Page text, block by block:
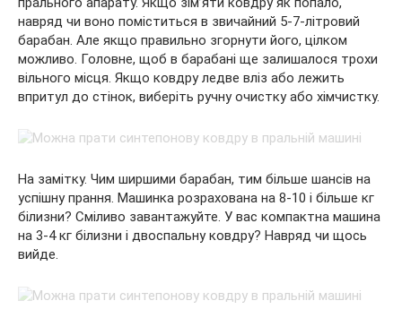
навряд чи воно поміститься в звичайний 5-7-літровий
барабан. Але якщо правильно згорнути його, цілком
можливо. Головне, щоб в барабані ще залишалося трохи
вільного місця. Якщо ковдру ледве вліз або лежить
впритул до стінок, виберіть ручну очистку або хімчистку.
На замітку. Чим ширшими барабан, тим більше шансів на
успішну прання. Машинка розрахована на 8-10 і більше кг
білизни? Сміливо завантажуйте. У вас компактна машина
на 3-4 кг білизни і двоспальну ковдру? Навряд чи щось
вийде.